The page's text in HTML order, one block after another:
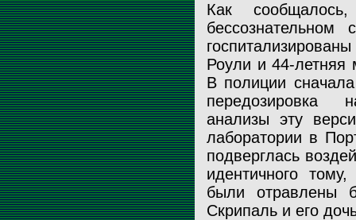
Как
Роули и 44-летняя
В полиции
передозировка
анализы эту
лаборатории в
подверглась
идентичного
были отравлены
Скрипаль и его